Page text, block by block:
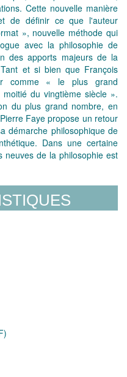
Cette nouvelle manière
de définir ce que l'auteur
», nouvelle méthode qui
avec la philosophie de
des apports majeurs de la
et si bien que François
comme « le plus grand
du vingtième siècle ».
du plus grand nombre, en
Faye propose un retour
démarche philosophique de
Dans une certaine
neuves de la philosophie est